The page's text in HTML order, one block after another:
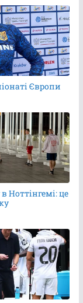
Європи
Ноттінгемі: це